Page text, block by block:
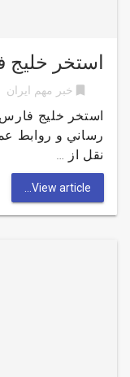
استخر خلیج
bookmark خبر مهم ایران
استخر خلیج
رساني و روابط
نقل از …
View article...